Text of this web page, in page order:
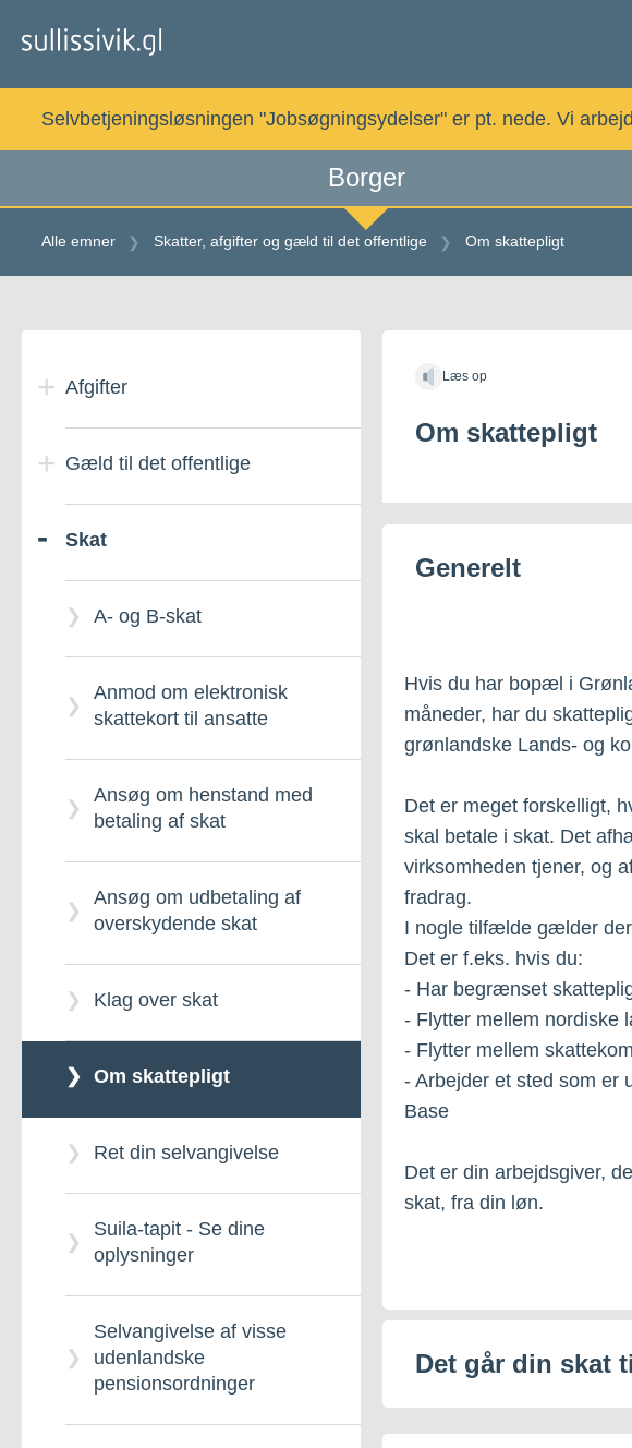
Selvbetjeningsløsningen "Jobsøgningsydelser" er pt. nede. Vi
Borger
Alle emner Skatter, afgifter og gæld til det offentlige Om skattepligt
indholdetAfgifter
Automatspilafgift
Indførselsafgift for
Havne- og
Privat indførsel af øl, vin
Gæld til det offentlige
Ansøgning om
Se din restance til det
Tvangsinddrivelse
Skat
A- og B-skat
Anmod om elektronisk
skattekort til ansatte
Ansøg om henstand med
betaling af skat
Ansøg om udbetaling af
overskydende skat
Klag over skat
Om skattepligt
Ret din selvangivelse
Suila-tapit - Se dine
oplysninger
Selvangivelse af visse
udenlandske
pensionsordninger
Læs op
Om skattepligt
Generelt
Hvis du har bopæl i
måneder, har du
grønlandske Lands- og
Det er meget forskelligt,
skal betale i skat. Det
virksomheden tjener, og
fradrag.
I nogle tilfælde gælder
Det er f.eks. hvis du:
- Har begrænset
- Flytter mellem nordiske
- Flytter mellem
- Arbejder et sted som er
Base
Det er din arbejdsgiver,
skat, fra din løn.
Det går din skat